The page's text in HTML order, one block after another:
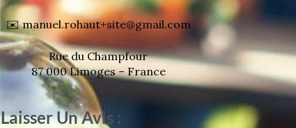
✉️ manuel.rohaut+site@gmail.com
Rue du Champfour
87 000 Limoges – France
Laisser Un Avis :